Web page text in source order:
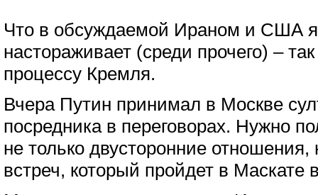
Что в обсуждаемой Ираном и США
настораживает (среди прочего) –
процессу Кремля.
Вчера Путин принимал в Москве
посредника в переговорах. Нужно
не только двусторонние
встреч, который пройдет в Маскате